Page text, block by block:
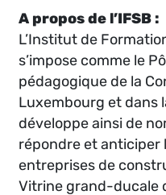
A propos de l’IFSB :
L’Institut de
s’impose comme le
pédagogique de la
Luxembourg et dans
développe ainsi de
répondre et anticiper
entreprises de
Vitrine grand-ducale